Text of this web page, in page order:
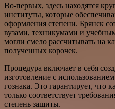
Во-первых, здесь находятся
институты, которые
оформления степени. Брянск
вузами, техникумами и
могли смело рассчитывать на
полученных корочек.
Процедура включает в себя
изготовление с
гознака. Это гарантирует,
только соответствует
степень защиты.